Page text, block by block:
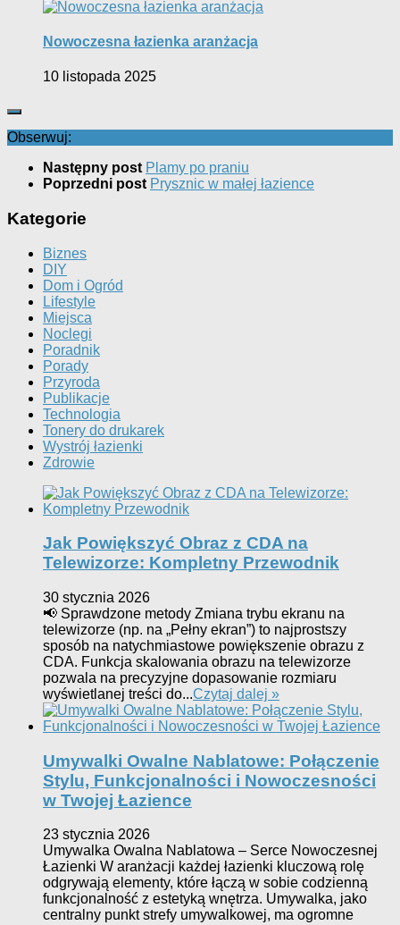
Nowoczesna łazienka aranżacja
10 listopada 2025
Obserwuj:
Następny post Plamy po praniu
Poprzedni post Prysznic w małej łazience
Kategorie
Biznes
DIY
Dom i Ogród
Lifestyle
Miejsca
Noclegi
Poradnik
Porady
Przyroda
Publikacje
Technologia
Tonery do drukarek
Wystrój łazienki
Zdrowie
Jak Powiększyć Obraz z CDA na
Telewizorze: Kompletny Przewodnik
30 stycznia 2026
📢 Sprawdzone metody Zmiana trybu ekranu na
telewizorze (np. na „Pełny ekran”) to najprostszy
sposób na natychmiastowe powiększenie obrazu z
CDA. Funkcja skalowania obrazu na telewizorze
pozwala na precyzyjne dopasowanie rozmiaru
wyświetlanej treści do...Czytaj dalej »
Umywalki Owalne Nablatowe: Połączenie
Stylu, Funkcjonalności i Nowoczesności
w Twojej Łazience
23 stycznia 2026
Umywalka Owalna Nablatowa – Serce Nowoczesnej
Łazienki W aranżacji każdej łazienki kluczową rolę
odgrywają elementy, które łączą w sobie codzienną
funkcjonalność z estetyką wnętrza. Umywalka, jako
centralny punkt strefy umywalkowej, ma ogromne